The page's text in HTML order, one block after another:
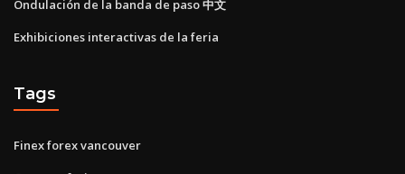
Ondulación de la banda de paso 中文
Exhibiciones interactivas de la feria
Tags
Finex forex vancouver